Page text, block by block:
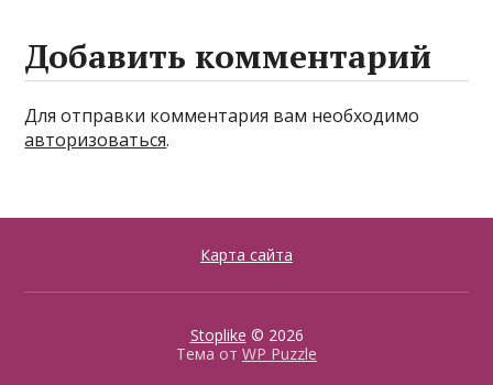
Добавить комментарий
Для отправки комментария вам необходимо
авторизоваться.
Карта сайта
Stoplike © 2026
Тема от WP Puzzle